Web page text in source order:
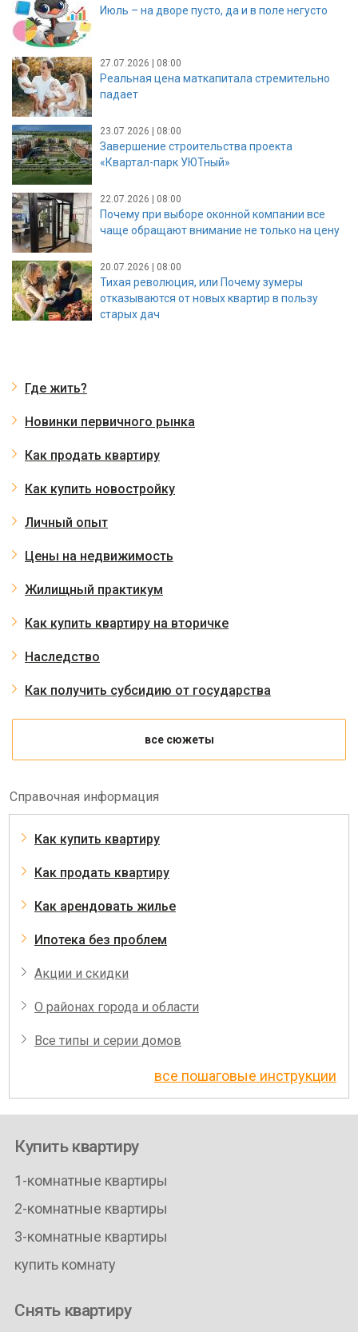
Июль – на дворе пусто, да и в поле негусто
27.07.2026 | 08:00
Реальная цена маткапитала стремительно
падает
23.07.2026 | 08:00
Завершение строительства проекта
«Квартал-парк УЮТный»
22.07.2026 | 08:00
Почему при выборе оконной компании все
чаще обращают внимание не только на цену
20.07.2026 | 08:00
Тихая революция, или Почему зумеры
отказываются от новых квартир в пользу
старых дач
Где жить?
Новинки первичного рынка
Как продать квартиру
Как купить новостройку
Личный опыт
Цены на недвижимость
Жилищный практикум
Как купить квартиру на вторичке
Наследство
Как получить субсидию от государства
все сюжеты
Справочная информация
Как купить квартиру
Как продать квартиру
Как арендовать жилье
Ипотека без проблем
Акции и скидки
О районах города и области
Все типы и серии домов
все пошаговые инструкции
Купить квартиру
1-комнатные квартиры
2-комнатные квартиры
3-комнатные квартиры
купить комнату
Снять квартиру